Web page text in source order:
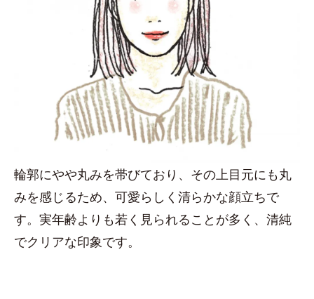
輪郭にやや丸みを帯びており、その上目元にも丸
みを感じるため、可愛らしく清らかな顔立ちで
す。実年齢よりも若く見られることが多く、清純
でクリアな印象です。